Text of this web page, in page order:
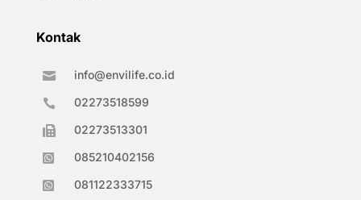
Kontak
 info@envilife.co.id
 02273518599
 02273513301
 085210402156
 081122333715